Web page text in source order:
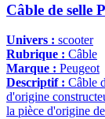
Câble de selle
Univers : scooter
Rubrique : Câble
Marque : Peugeot
Descriptif : Câble
d'origine
la pièce d'origine